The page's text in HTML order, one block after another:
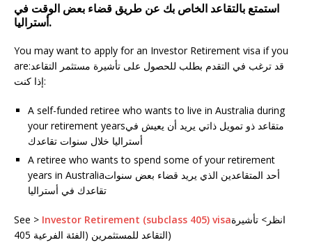
استمتع بالتقاعد الخاص بك عن طريق قضاء بعض الوقت في
أستراليا.
You may want to apply for an Investor Retirement visa if you
are:قد ترغب في التقدم بطلب للحصول على تأشيرة مستثمر التقاعد
إذا كنت:
A self-funded retiree who wants to live in Australia during
your retirement yearsمتقاعد ذو تمويل ذاتي يريد أن يعيش في
أستراليا خلال سنوات تقاعدك
A retiree who wants to spend some of your retirement
years in Australiaأحد المتقاعدين الذي يريد قضاء بعض سنوات
تقاعدك في أستراليا
See > Investor Retirement (subclass 405) visaانظر> تأشيرة
التقاعد للمستثمرين (الفئة الفرعية 405)